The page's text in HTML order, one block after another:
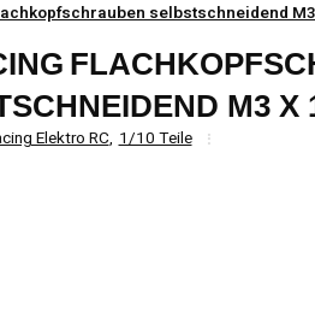
selbstschneidend
M3 X
Elektro RC, 1/10 Teile